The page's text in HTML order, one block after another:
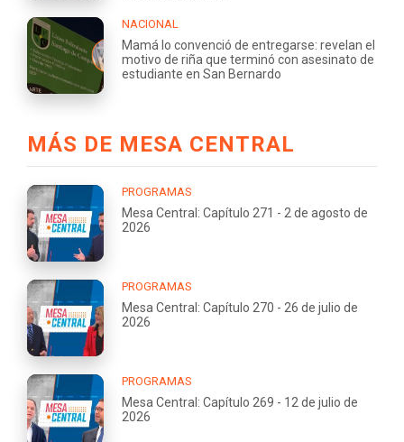
NACIONAL
Mamá lo convenció de entregarse: revelan el
motivo de riña que terminó con asesinato de
estudiante en San Bernardo
MÁS DE MESA CENTRAL
PROGRAMAS
Mesa Central: Capítulo 271 - 2 de agosto de
2026
PROGRAMAS
Mesa Central: Capítulo 270 - 26 de julio de
2026
PROGRAMAS
Mesa Central: Capítulo 269 - 12 de julio de
2026